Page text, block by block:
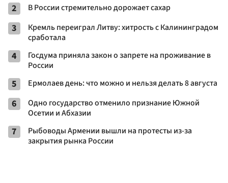
2 В России стремительно дорожает сахар
3
Кремль переиграл Литву: хитрость с Калининградом
сработала
4
Госдума приняла закон о запрете на проживание в
России
5 Ермолаев день: что можно и нельзя делать 8 августа
6
Одно государство отменило признание Южной
Осетии и Абхазии
7
Рыбоводы Армении вышли на протесты из-за
закрытия рынка России